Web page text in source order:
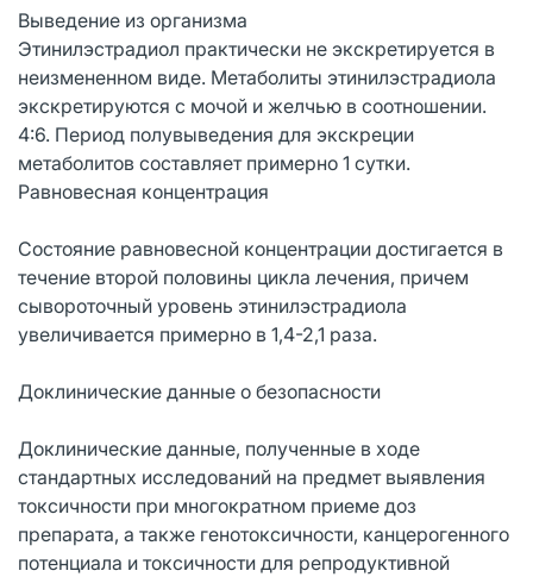
Выведение из организма
Этинилэстрадиол практически не экскретируется в
неизмененном виде. Метаболиты этинилэстрадиола
экскретируются с мочой и желчью в соотношении.
4:6. Период полувыведения для экскреции
метаболитов составляет примерно 1 сутки.
Равновесная концентрация
Состояние равновесной концентрации достигается в
течение второй половины цикла лечения, причем
сывороточный уровень этинилэстрадиола
увеличивается примерно в 1,4-2,1 раза.
Доклинические данные о безопасности
Доклинические данные, полученные в ходе
стандартных исследований на предмет выявления
токсичности при многократном приеме доз
препарата, а также генотоксичности, канцерогенного
потенциала и токсичности для репродуктивной